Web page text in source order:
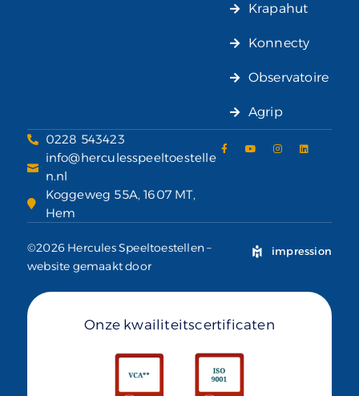
Krapahut
Konnecty
Observatoire
Agrip
0228 543423
info@herculesspeeltoestelle
n.nl
Koggeweg 55A, 1607 MT,
Hem
©2026 Hercules Speeltoestellen –
website gemaakt door
impression
Onze kwailiteitscertificaten